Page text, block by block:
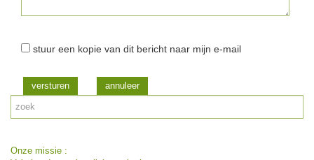
stuur een kopie van dit bericht naar mijn e-mail
versturen
Onze missie :